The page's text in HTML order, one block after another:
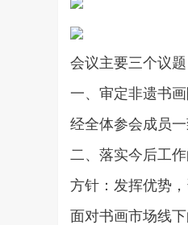
会议主要三个议题
一、审定非遗书
经全体参会成员
二、落实今后工
方针：发挥优势，
面对书画市场线